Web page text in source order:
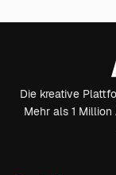
Die kreative
Mehr als 1